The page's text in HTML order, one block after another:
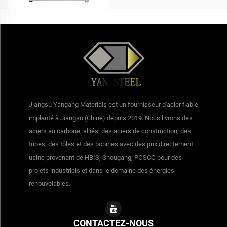
Jiangsu Yangang Materials est un fournisseur d'acier fiable
implanté à Jiangsu (Chine) depuis 2019. Nous livrons des
aciers au carbone, alliés, des aciers de construction, des
tubes, des tôles et des bobines avec des prix directement
usine provenant de HBIS, Shougang, POSCO pour des
projets industriels et dans le domaine des énergies
renouvelables.
CONTACTEZ-NOUS